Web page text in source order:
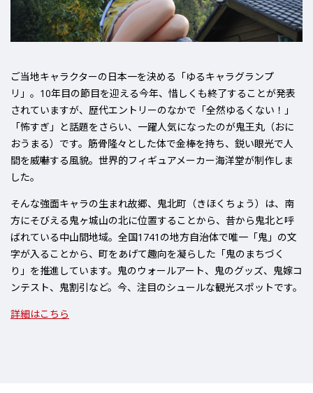
ご当地キャラクターの日本一を決める「ゆるキャラグランプ
リ」。10年目の節目を迎える今年、惜しくも終了することが発表
されていますが、歴代エントリーのなかで 「全然ゆるくない！」
「怖すぎ」 と話題をさらい、一躍人気になったのが鬼王丸（おに
おうまる） です。筋骨隆々とした体で金棒を持ち、鋭い眼光で人
間を威嚇する風貌。世界的フィギュアメーカー海洋堂が制作しま
した。
そんな強面キャラの生まれ故郷、 鬼北町（きほくちょう）
は、南
方にそびえる鬼ヶ城山の北に位置することから、昔から鬼北と呼
ばれている中山間地域。 全国1741の地方自治体で唯一「鬼」の文
字が入る ことから、町をあげて趣向を凝らした 「鬼のまちづく
り」 を推進しています。鬼のウォールアート、鬼のグッズ、鬼嫁コ
ンテスト、鬼割引など。今、注目のシュールな観光スポットです。
詳細はこちら